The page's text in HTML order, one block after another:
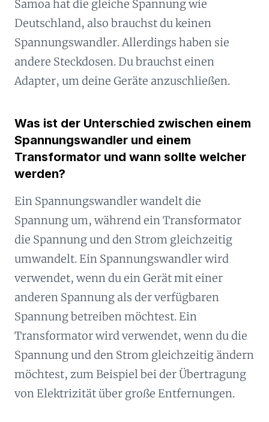
Samoa hat die gleiche Spannung wie
Deutschland, also brauchst du keinen
Spannungswandler. Allerdings haben sie
andere Steckdosen. Du brauchst einen
Adapter, um deine Geräte anzuschließen.
Was ist der Unterschied zwischen einem
Spannungswandler und einem
Transformator und wann sollte welcher
werden?
Ein Spannungswandler wandelt die
Spannung um, während ein Transformator
die Spannung und den Strom gleichzeitig
umwandelt. Ein Spannungswandler wird
verwendet, wenn du ein Gerät mit einer
anderen Spannung als der verfügbaren
Spannung betreiben möchtest. Ein
Transformator wird verwendet, wenn du die
Spannung und den Strom gleichzeitig ändern
möchtest, zum Beispiel bei der Übertragung
von Elektrizität über große Entfernungen.